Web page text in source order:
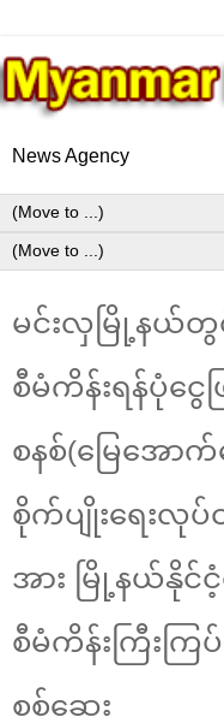
News Agency
မင်းလှမြို့နယ်တွင်
စီမံကိန်းရန်ပုံငွ
စနစ်(မြေအော
စိုက်ပျိုး‌ရေးလုပ်
အား မြို့နယ်နိုင်ငံ့
စီမံကိန်းကြီးက
စစ်ဆေး